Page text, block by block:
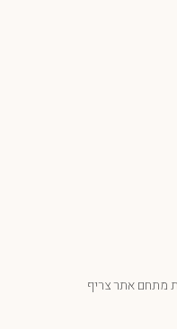
מתחם אתר צריף